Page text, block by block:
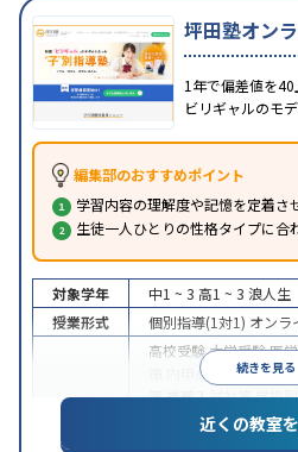
坪田塾オン
1年で偏差値を
ビリギャルのモ
編集部のおすすめポイント
学習内容の理解度や記憶を定着さ
生徒一人ひとりの性格タイプに合
続きを見る
対象学年 中1 ~ 3 高1 ~ 3 浪人生
授業形式
個別指導(1対1) オンラ
高校受験大学受験医
内申点対策学習習慣
策推薦入試対策学校
共通テスト対策
近くの教室